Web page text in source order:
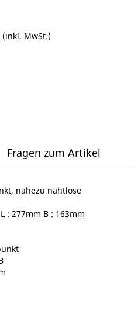
(inkl. MwSt.)
Fragen zum Artikel
nahezu nahtlose
: 277mm B : 163mm